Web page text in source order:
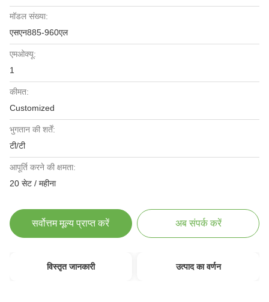
मॉडल संख्या:
एसएन885-960एल
एमओक्यू:
1
कीमत:
Customized
भुगतान की शर्तें:
टी/टी
आपूर्ति करने की क्षमता:
20 सेट / महीना
सर्वोत्तम मूल्य प्राप्त करें अब संपर्क करें
विस्तृत जानकारी उत्पाद का वर्णन